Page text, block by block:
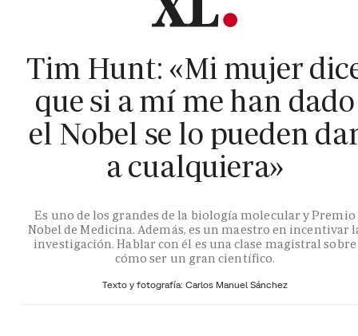
Tim Hunt: «Mi mujer
que si a mí me han dado
el Nobel se lo pueden
a cualquiera»
Es uno de los grandes de la biología molecular y Premio
Nobel de Medicina. Además, es un maestro en incentivar
investigación. Hablar con él es una clase magistral sobre
cómo ser un gran científico.
Texto y fotografía: Carlos Manuel Sánchez